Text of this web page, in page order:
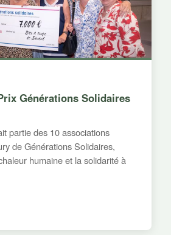
Générations Solidaires
partie des 10 associations
de Générations Solidaires,
humaine et la solidarité à